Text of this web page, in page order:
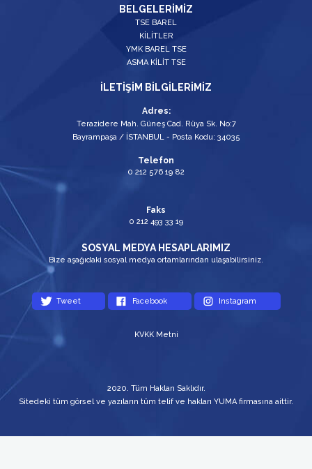
BELGELERİMİZ
TSE BAREL
KİLİTLER
YMK BAREL TSE
ASMA KİLİT TSE
İLETİŞİM BİLGİLERİMİZ
Adres:
Terazidere Mah. Güneş Cad. Rüya Sk. No:7
Bayrampaşa / İSTANBUL - Posta Kodu: 34035
Telefon
0 212 576 19 82
Faks
0 212 493 33 19
SOSYAL MEDYA HESAPLARIMIZ
Bize aşağıdaki sosyal medya ortamlarından ulaşabilirsiniz.
Tweet Facebook Instagram
KVKK Metni
2020. Tüm Hakları Saklıdır.
Sitedeki tüm görsel ve yazıların tüm telif ve hakları YUMA firmasına aittir.